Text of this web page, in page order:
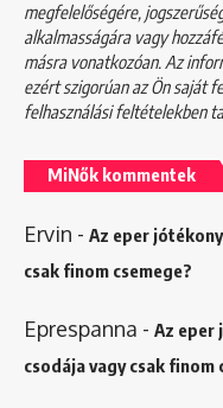
megfelelőségére,
alkalmasságára vagy
másra vonatkozóan. Az
ezért szigorúan az Ön saját
felhasználási feltételekben
MiNők kommentek
Ervin - Az eper
csak finom csemege?
Eprespanna - Az eper
csodája vagy csak finom